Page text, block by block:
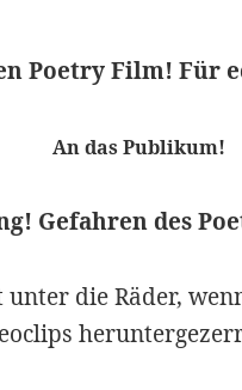
Poetry Film! Für
An das Publikum!
Gefahren des
die Räder,